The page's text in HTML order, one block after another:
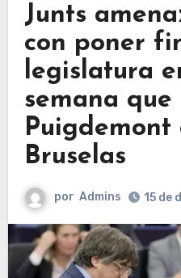
Junts
con poner
legislatura
semana que
Puigdemont
Bruselas
por Admins 15 de